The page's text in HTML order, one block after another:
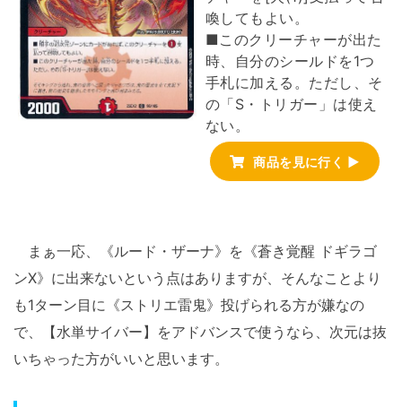
喚してもよい。
■このクリーチャーが出た
時、自分のシールドを1つ
手札に加える。ただし、そ
の「S・トリガー」は使え
ない。
商品を見に行く ▶
まぁ一応、《ルード・ザーナ》を《蒼き覚醒 ドギラゴ
ンX》に出来ないという点はありますが、そんなことより
も1ターン目に《ストリエ雷鬼》投げられる方が嫌なの
で、【水単サイバー】をアドバンスで使うなら、次元は抜
いちゃった方がいいと思います。